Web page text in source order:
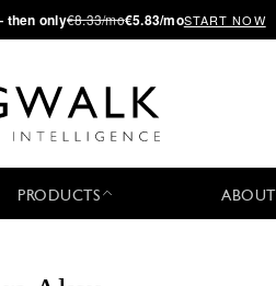
then only€8.33/mo€5.83/moSTART NOW
PRODUCTS